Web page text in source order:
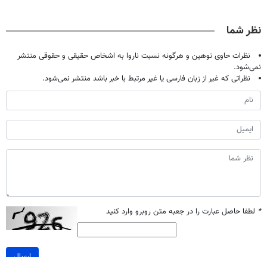
نظر شما
نظرات حاوی توهین و هرگونه نسبت ناروا به اشخاص حقیقی و حقوقی منتشر
نمی‌شود.
نظراتی که غیر از زبان فارسی یا غیر مرتبط با خبر باشد منتشر نمی‌شود.
* لطفا حاصل عبارت را در جعبه متن روبرو وارد کنید